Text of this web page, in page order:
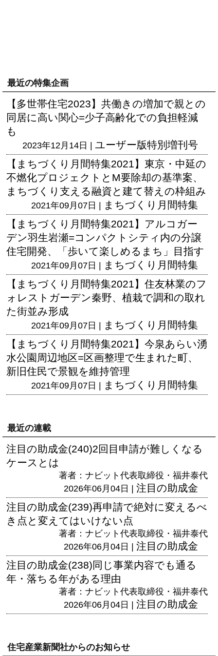
最近の特集企画
【多世帯住宅2023】共働きの増加で親との
同居に高い関心=少子高齢化での負担軽減
も
2023年12月14日 | ユーザー版特別増刊号
【まちづくり月間特集2021】東京・中延の
不燃化プロジェクトとM要除却の基準案、
まちづくり支える融資と建て替えの枠組み
2021年09月07日 | まちづくり月間特集
【まちづくり月間特集2021】アルコガー
デン羽生岩瀬=コンパクトシティ内の分譲
住宅開発、「歩いて楽しめるまち」目指す
2021年09月07日 | まちづくり月間特集
【まちづくり月間特集2021】住友林業のフ
ォレストガーデン秦野、植栽で調和の取れ
た街並み形成
2021年09月07日 | まちづくり月間特集
【まちづくり月間特集2021】今泉あらい湧
水公園周辺地区=区画整理で生まれた町、
新旧住民で景観を維持管理
2021年09月07日 | まちづくり月間特集
最近の連載
注目の助成金(240)2回目申請が難しくなる
ケースとは
著者：ナビット代表取締役・福井泰代
2026年06月04日 | 注目の助成金
注目の助成金(239)再申請で絶対に変えるべ
き点と変えてはいけない点
著者：ナビット代表取締役・福井泰代
2026年06月04日 | 注目の助成金
注目の助成金(238)同じ事業内容でも通る
年・落ちる年がある理由
著者：ナビット代表取締役・福井泰代
2026年06月04日 | 注目の助成金
住宅産業新聞社からのお知らせ